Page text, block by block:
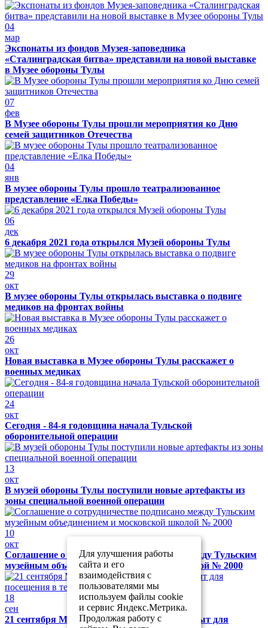
04
мар
Экспонаты из фондов Музея-заповедника
«Сталинградская битва» представили на новой выставке
в Музее обороны Тулы
07
фев
В Музее обороны Тулы прошли мероприятия ко Дню
семей защитников Отечества
04
янв
В музее обороны Тулы прошло театрализованное
представление «Елка Победы»
06
дек
6 декабря 2021 года открылся Музей обороны Тулы
29
окт
В музее обороны Тулы открылась выставка о подвиге
медиков на фронтах войны
26
окт
Новая выставка в Музее обороны Тулы расскажет о
военных медиках
24
окт
Сегодня - 84-я годовщина начала Тульской
оборонительной операции
13
окт
В музей обороны Тулы поступили новые артефакты из
зоны специальной военной операции
10
окт
Соглашение о сотрудничестве подписано между Тульским
музейным объединением и московской школой № 2000
18
сен
21 сентября Музей обороны Тулы будет закрыт для
Для улучшения работы
сайта и его
взаимодействия с
пользователями мы
используем файлы cookie
и сервис Яндекс.Метрика.
Продолжая работу с